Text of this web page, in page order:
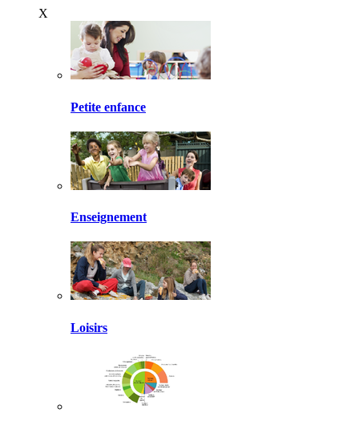
X
Petite enfance
Enseignement
Loisirs